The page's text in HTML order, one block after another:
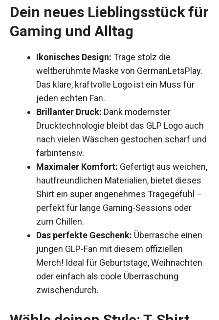
Dein neues Lieblingsstück für
Gaming und Alltag
Ikonisches Design: Trage stolz die
weltberühmte Maske von GermanLetsPlay.
Das klare, kraftvolle Logo ist ein Muss für
jeden echten Fan.
Brillanter Druck: Dank modernster
Drucktechnologie bleibt das GLP Logo auch
nach vielen Wäschen gestochen scharf und
farbintensiv.
Maximaler Komfort: Gefertigt aus weichen,
hautfreundlichen Materialien, bietet dieses
Shirt ein super angenehmes Tragegefühl –
perfekt für lange Gaming-Sessions oder
zum Chillen.
Das perfekte Geschenk: Überrasche einen
jungen GLP-Fan mit diesem offiziellen
Merch! Ideal für Geburtstage, Weihnachten
oder einfach als coole Überraschung
zwischendurch.